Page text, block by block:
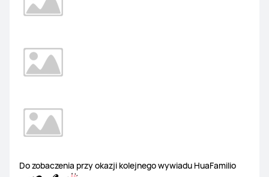
Do zobaczenia przy okazji kolejnego wywiadu HuaFamilio